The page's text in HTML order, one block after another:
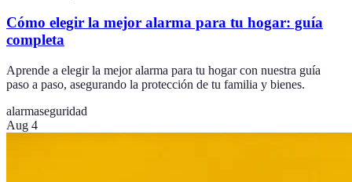
Cómo elegir la mejor alarma para tu hogar: guía
completa
Aprende a elegir la mejor alarma para tu hogar con nuestra guía
paso a paso, asegurando la protección de tu familia y bienes.
alarmaseguridad
Aug 4